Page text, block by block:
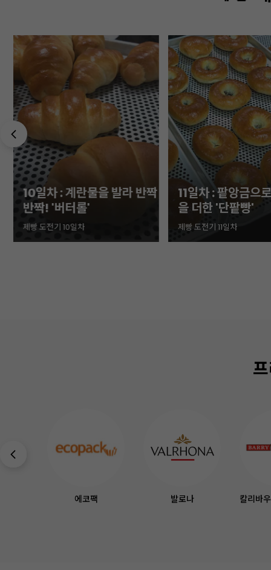
10일차 : 계란물을 발라 반짝
반짝! '버터롤'
제빵 도전기 10일차
11일차 : 팥앙금으
을 더한 '단팥빵'
제빵 도전기 11일차
에코팩 발로나 칼리바